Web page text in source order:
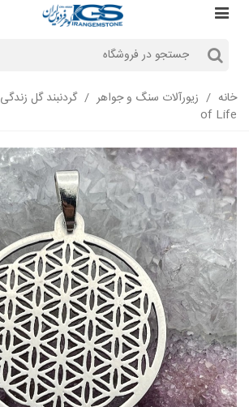
خانه / زیورآلات سنگ و جواهر /
of Life